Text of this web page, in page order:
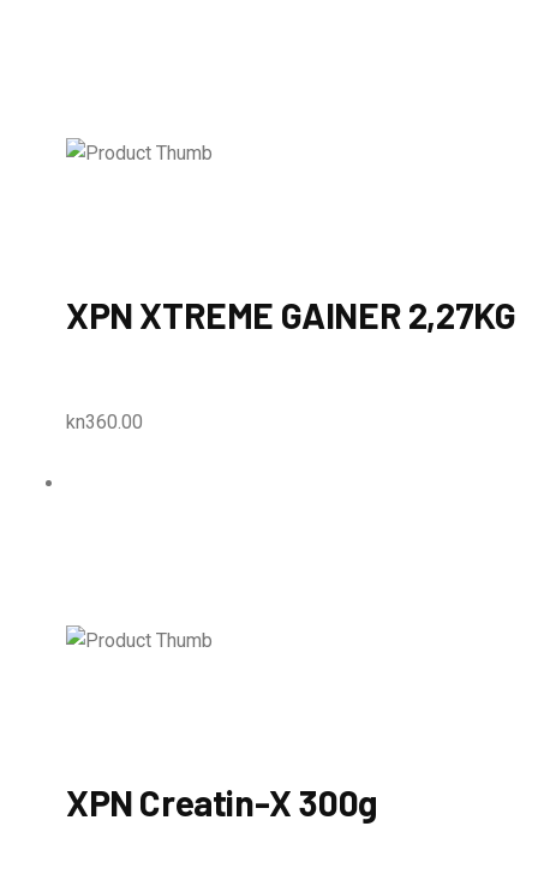
XPN XTREME GAINER 2,27KG
kn360.00
XPN Creatin-X 300g